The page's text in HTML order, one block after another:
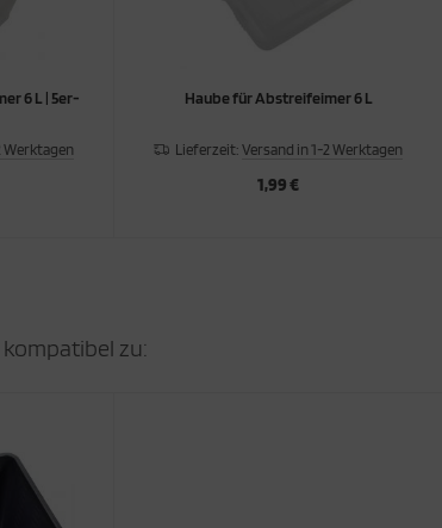
6 L | 5er-
Werktagen
Haube für Abstreifeimer 6 L
Lieferzeit:Versand in 1-2 Werktagen
1,99 €
kompatibel zu: